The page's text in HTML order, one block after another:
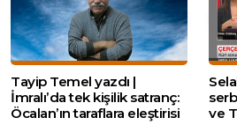
Tayip Temel yazdı |
İmralı’da tek kişilik satranç:
Öcalan’ın taraflara eleştirisi
ve